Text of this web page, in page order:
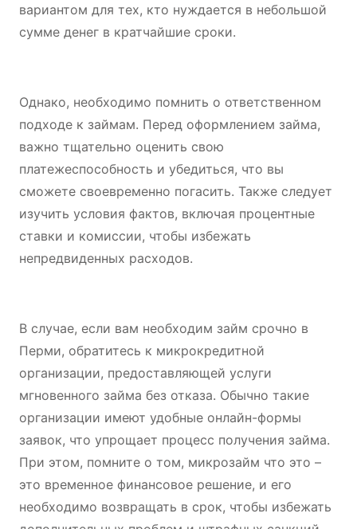
вариантом для тех, кто нуждается в небольшой
сумме денег в кратчайшие сроки.
Однако, необходимо помнить о ответственном
подходе к займам. Перед оформлением займа,
важно тщательно оценить свою
платежеспособность и убедиться, что вы
сможете своевременно погасить. Также следует
изучить условия фактов, включая процентные
ставки и комиссии, чтобы избежать
непредвиденных расходов.
В случае, если вам необходим займ срочно в
Перми, обратитесь к микрокредитной
организации, предоставляющей услуги
мгновенного займа без отказа. Обычно такие
организации имеют удобные онлайн-формы
заявок, что упрощает процесс получения займа.
При этом, помните о том, микрозайм что это –
это временное финансовое решение, и его
необходимо возвращать в срок, чтобы избежать